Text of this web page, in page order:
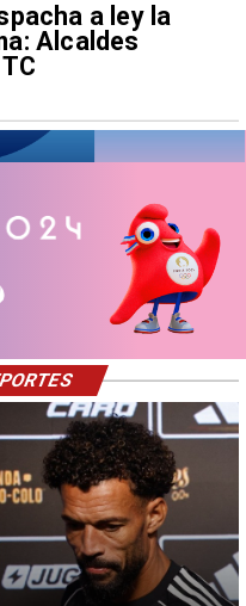
a ley la
Alcaldes